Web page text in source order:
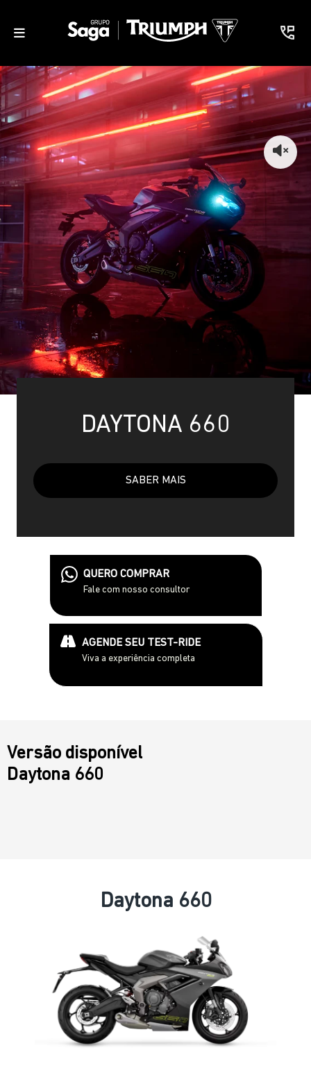
DAYTONA 660
SABER MAIS
QUERO COMPRAR
Fale com nosso consultor
AGENDE SEU TEST-RIDE
Viva a experiência completa
Versão disponível
Daytona 660
Daytona 660